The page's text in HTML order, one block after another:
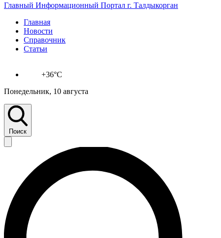
Главный Информационный Портал г. Талдыкорган
Главная
Новости
Справочник
Статьи
+36°C
Понедельник, 10 августа
Поиск